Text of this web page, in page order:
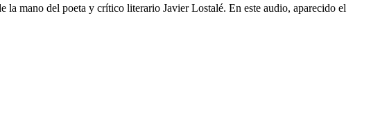
la mano del poeta y crítico literario Javier Lostalé. En este audio, aparecido el